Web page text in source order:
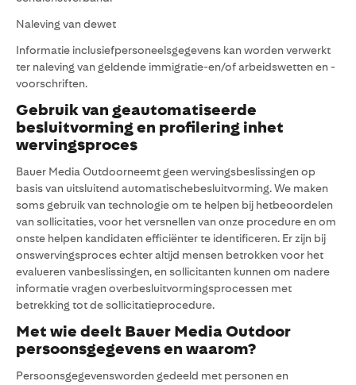
Naleving van dewet
Informatie inclusiefpersoneelsgegevens kan worden verwerkt
ter naleving van geldende immigratie-en/of arbeidswetten en -
voorschriften.
Gebruik van geautomatiseerde
besluitvorming en profilering inhet
wervingsproces
Bauer Media Outdoorneemt geen wervingsbeslissingen op
basis van uitsluitend automatischebesluitvorming. We maken
soms gebruik van technologie om te helpen bij hetbeoordelen
van sollicitaties, voor het versnellen van onze procedure en om
onste helpen kandidaten efficiënter te identificeren. Er zijn bij
onswervingsproces echter altijd mensen betrokken voor het
evalueren vanbeslissingen, en sollicitanten kunnen om nadere
informatie vragen overbesluitvormingsprocessen met
betrekking tot de sollicitatieprocedure.
Met wie deelt Bauer Media Outdoor
persoonsgegevens en waarom?
Persoonsgegevensworden gedeeld met personen en